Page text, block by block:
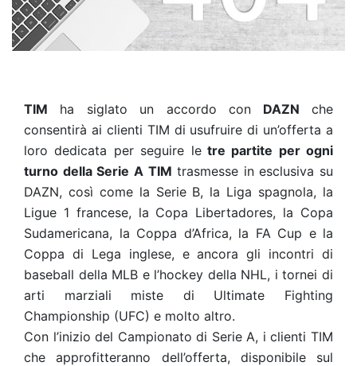
TIM ha siglato un accordo con DAZN che
consentirà ai clienti TIM di usufruire di un’offerta a
loro dedicata per seguire letre partite per ogni
turno della Serie A TIM trasmesse in esclusiva su
DAZN, così come la Serie B, la Liga spagnola, la
Ligue 1 francese, la Copa Libertadores, la Copa
Sudamericana, la Coppa d’Africa, la FA Cup e la
Coppa di Lega inglese, e ancora gli incontri di
baseball della MLB e l’hockey della NHL, i tornei di
arti marziali miste di Ultimate Fighting
Championship (UFC) e molto altro.
Con l’inizio del Campionato di Serie A, i clienti TIM
che approfitteranno dell’offerta, disponibile sul